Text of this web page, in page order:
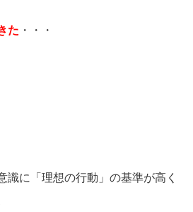
た ・・・
識に「理想の行動」の基準が高く